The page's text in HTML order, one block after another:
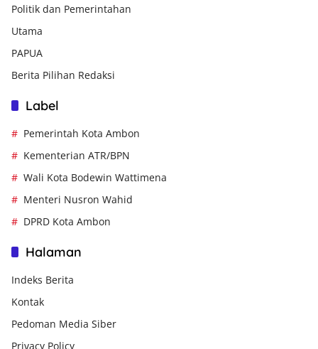
Politik dan Pemerintahan
Utama
PAPUA
Berita Pilihan Redaksi
Label
Pemerintah Kota Ambon
Kementerian ATR/BPN
Wali Kota Bodewin Wattimena
Menteri Nusron Wahid
DPRD Kota Ambon
Halaman
Indeks Berita
Kontak
Pedoman Media Siber
Privacy Policy